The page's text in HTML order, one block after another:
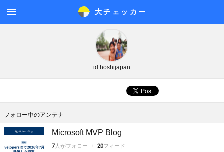
大チェッカ ー
メニ
id:hoshijapan
フォロー中のアンテナ
Microsoft MVP Blog
7 人がフォロー 20フィード